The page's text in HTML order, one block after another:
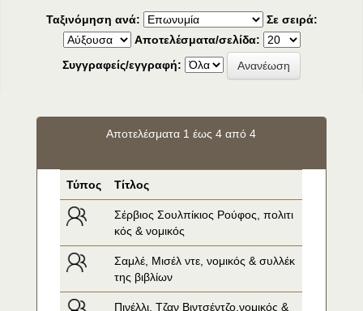
Ταξινόμηση ανά:
Σε σειρά:
Αποτελέσματα/σελίδα:
Συγγραφείς/εγγραφή:
Αποτελέσματα 1 έως 4 από 4
Τύπος Τίτλος
Σέρβιος Σουλπίκιος Ρούφος, πολιτι
κός & νομικός
Σαμλέ, Μισέλ ντε, νομικός & συλλέκ
της βιβλίων
Πινέλλι, Τζαν Βιντσέντζο,νομικός &